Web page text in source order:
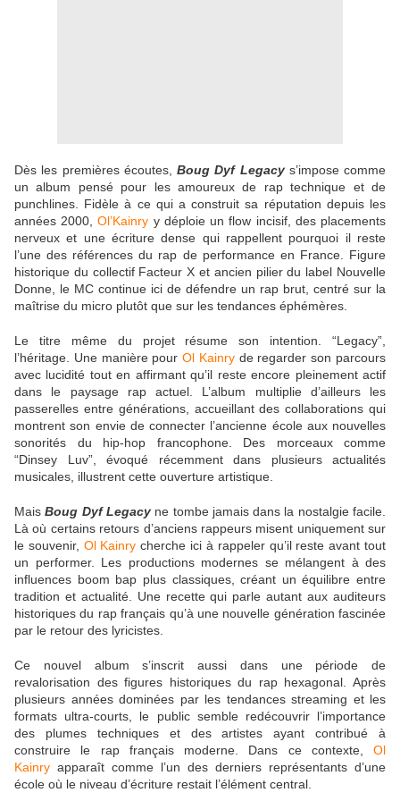
Dès les premières écoutes, Boug Dyf Legacys’impose comme
un album pensé pour les amoureux de rap technique et de
punchlines. Fidèle à ce qui a construit sa réputation depuis les
années 2000,Ol’Kainry y déploie un flow incisif, des placements
nerveux et une écriture dense qui rappellent pourquoi il reste
l’une des références du rap de performance en France. Figure
historique du collectif Facteur X et ancien pilier du label Nouvelle
Donne, le MC continue ici de défendre un rap brut, centré sur la
maîtrise du micro plutôt que sur les tendances éphémères.
Le titre même du projet résume son intention. “Legacy”,
l’héritage. Une manière pourOl Kainryde regarder son parcours
avec lucidité tout en affirmant qu’il reste encore pleinement actif
dans le paysage rap actuel. L’album multiplie d’ailleurs les
passerelles entre générations, accueillant des collaborations qui
montrent son envie de connecter l’ancienne école aux nouvelles
sonorités du hip-hop francophone. Des morceaux comme
“Dinsey Luv”, évoqué récemment dans plusieurs actualités
musicales, illustrent cette ouverture artistique.
MaisBoug Dyf Legacyne tombe jamais dans la nostalgie facile.
Là où certains retours d’anciens rappeurs misent uniquement sur
le souvenir, Ol Kainry cherche ici à rappeler qu’il reste avant tout
un performer. Les productions modernes se mélangent à des
influences boom bap plus classiques, créant un équilibre entre
tradition et actualité. Une recette qui parle autant aux auditeurs
historiques du rap français qu’à une nouvelle génération fascinée
par le retour des lyricistes.
Ce nouvel album s’inscrit aussi dans une période de
revalorisation des figures historiques du rap hexagonal. Après
plusieurs années dominées par les tendances streaming et les
formats ultra-courts, le public semble redécouvrir l’importance
des plumes techniques et des artistes ayant contribué à
construire le rap français moderne. Dans ce contexte, Ol
Kainry apparaît comme l’un des derniers représentants d’une
école où le niveau d’écriture restait l’élément central.